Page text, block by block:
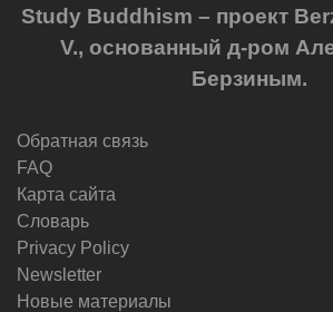
Study Buddhism – проект
V., основанный д-ром
Берзиным.
Обратная связь
FAQ
Карта сайта
Словарь
Privacy Policy
Newsletter
Новые материалы